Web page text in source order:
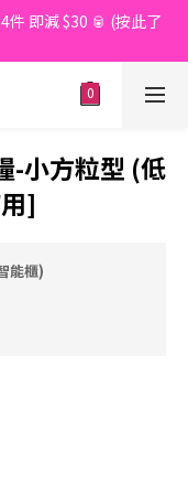
起免澳門運費*
件 即減 $30 🥫 (按此了
起免澳門運費*
-小方粒型 (低
]
能櫃)